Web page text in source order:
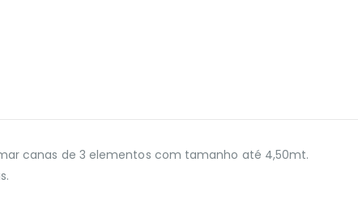
canas de 3 elementos com tamanho até 4,50mt.